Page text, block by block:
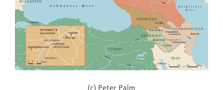
(c) Peter Palm